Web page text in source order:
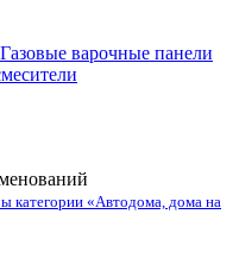
Газовые варочные панели
категории «Автодома, дома на